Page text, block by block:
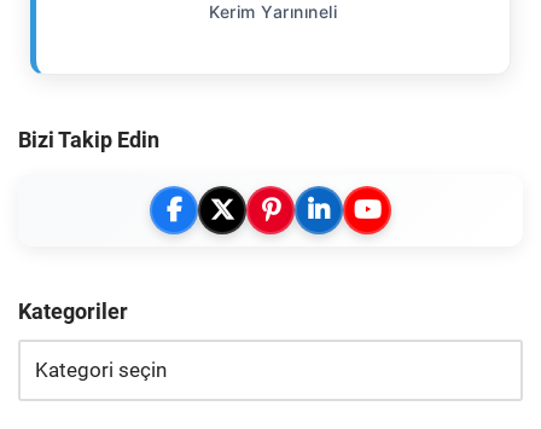
Kerim Yarınıneli
Bizi Takip Edin
Kategoriler